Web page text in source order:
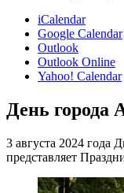
iCalendar
Google Calendar
Outlook
Outlook Online
Yahoo! Calendar
День города
3 августа 2024 года
представляет